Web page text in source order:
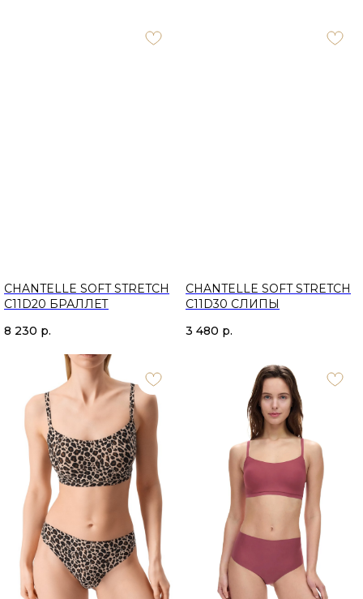
CHANTELLE SOFT STRETCH
C11D20 БРАЛЛЕТ
8 230 р.
CHANTELLE SOFT STRETCH
C11D30 CЛИПЫ
3 480 р.